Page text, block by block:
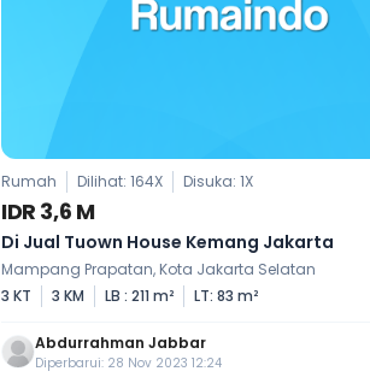
Rumah Dilihat: 164X Disuka:1X
IDR 3,6 M
Di Jual Tuown House Kemang Jakarta
Mampang Prapatan, Kota Jakarta Selatan
3 KT
3 KM LB : 211 m² LT: 83 m²
Abdurrahman Jabbar
Diperbarui: 28 Nov 2023 12:24